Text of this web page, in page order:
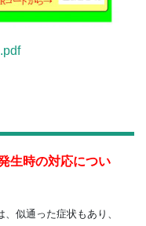
生時の対応につい
似通った症状もあり、